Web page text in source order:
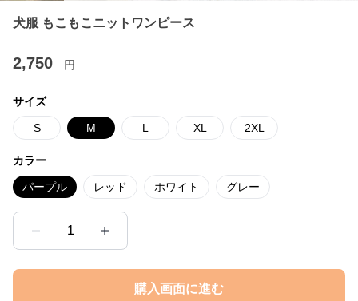
犬服 もこもこニットワンピース
2,750 円
サイズ
S M L XL 2XL
カラー
パープル レッド ホワイト グレー
1
購入画面に進む